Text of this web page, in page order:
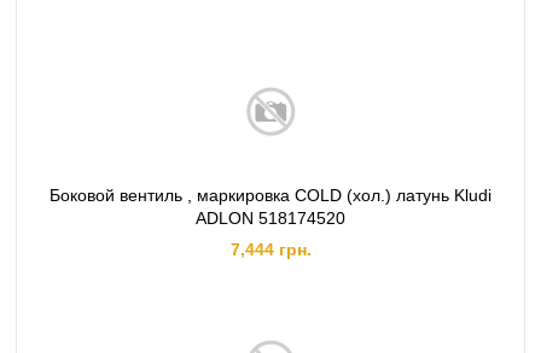
Боковой вентиль , маркировка COLD (хол.) латунь Kludi
ADLON 518174520
7,444 грн.